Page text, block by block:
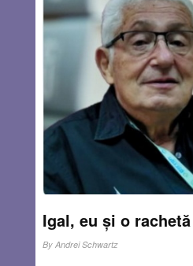
Igal, eu și o rachetă
By Andrei Schwartz